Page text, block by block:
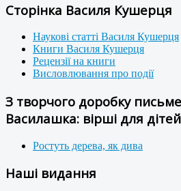
Сторінка Василя Кушерця
Наукові статті Василя Кушерця
Книги Василя Кушерця
Рецензії на книги
Висловлювання про події
З творчого доробку
Василашка: вірші для дітей
Ростуть дерева, як дива
Наші видання